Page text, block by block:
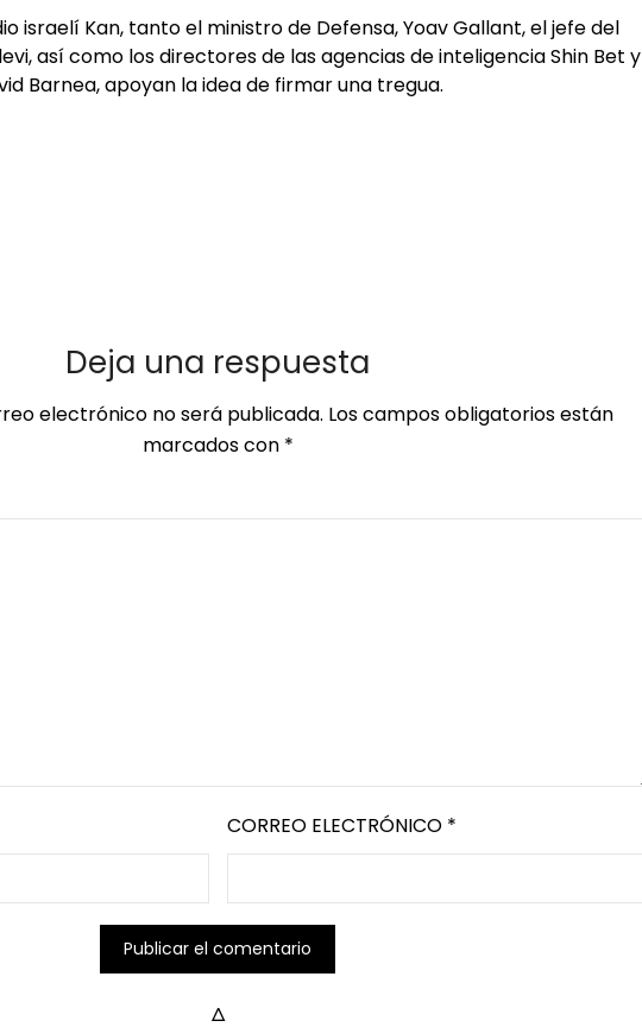
israelí Kan, tanto el ministro de Defensa, Yoav Gallant, el jefe del
así como los directores de las agencias de inteligencia Shin Bet y
Barnea, apoyan la idea de firmar una tregua.
Deja una respuesta
electrónico no será publicada. Los campos obligatorios están
marcados con *
CORREO ELECTRÓNICO *
Δ